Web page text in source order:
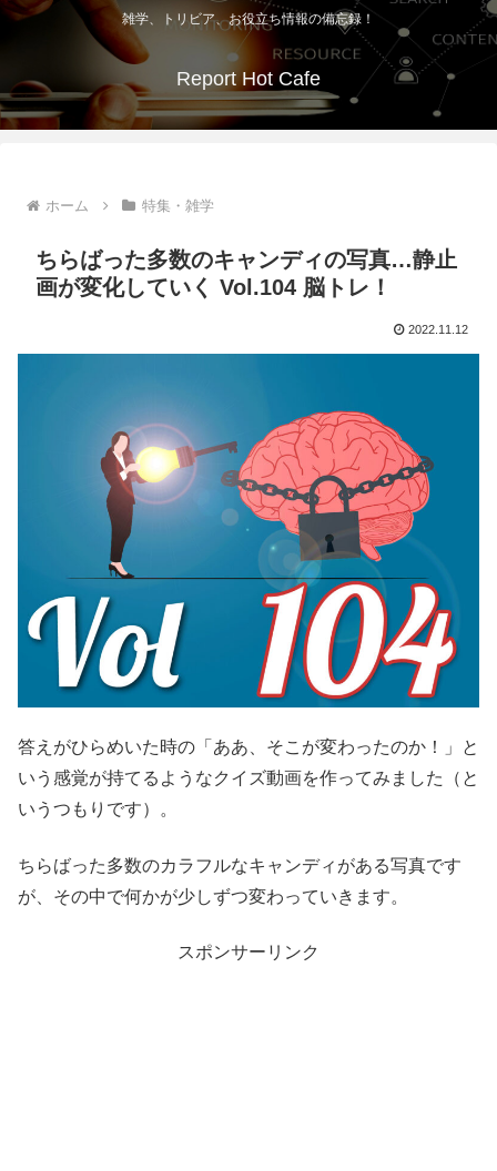
雑学、トリビア、お役立ち情報の備忘録！
Report Hot Cafe
ホーム 特集・雑学
ちらばった多数のキャンディの写真…静止
画が変化していく Vol.104 脳トレ！
2022.11.12
答えがひらめいた時の「ああ、そこが変わったのか！」と
いう感覚が持てるようなクイズ動画を作ってみました（と
いうつもりです）。
ちらばった多数のカラフルなキャンディがある写真です
が、その中で何かが少しずつ変わっていきます。
スポンサーリンク